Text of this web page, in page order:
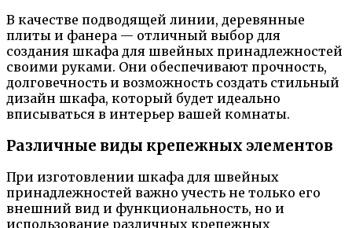
В качестве подводящей линии, деревянные
плиты и фанера — отличный выбор для
создания шкафа для швейных принадлежностей
своими руками. Они обеспечивают прочность,
долговечность и возможность создать стильный
дизайн шкафа, который будет идеально
вписываться в интерьер вашей комнаты.
Различные виды крепежных элементов
При изготовлении шкафа для швейных
принадлежностей важно учесть не только его
внешний вид и функциональность, но и
использование различных крепежных